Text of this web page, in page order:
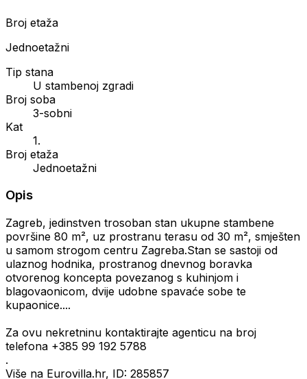
Broj etaža
Jednoetažni
Tip stana
U stambenoj zgradi
Broj soba
3-sobni
Kat
1.
Broj etaža
Jednoetažni
Opis
Zagreb, jedinstven trosoban stan ukupne stambene
površine 80 m², uz prostranu terasu od 30 m², smješten
u samom strogom centru Zagreba.Stan se sastoji od
ulaznog hodnika, prostranog dnevnog boravka
otvorenog koncepta povezanog s kuhinjom i
blagovaonicom, dvije udobne spavaće sobe te
kupaonice....
Za ovu nekretninu kontaktirajte agenticu na broj
telefona +385 99 192 5788
.
Više na Eurovilla.hr, ID: 285857